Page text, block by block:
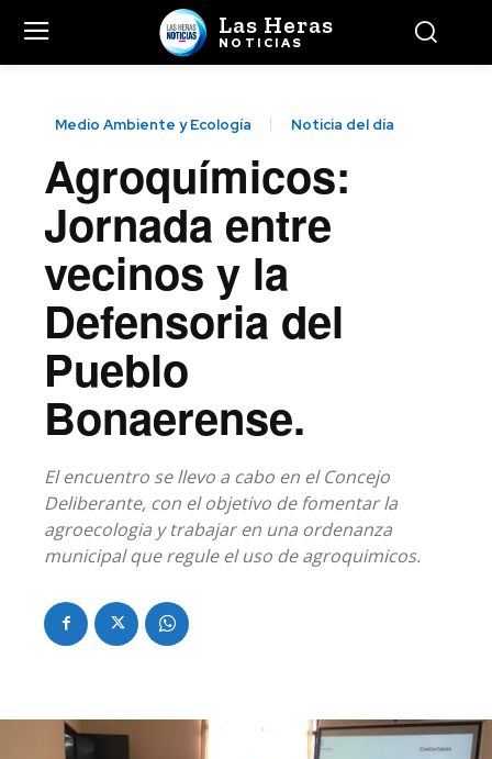
Las Heras
NOTICIAS
Medio Ambiente y Ecología Noticia del día
Agroquímicos:
Jornada entre
vecinos y la
Defensoria del
Pueblo
Bonaerense.
El encuentro se llevo a cabo en el Concejo
Deliberante, con el objetivo de fomentar la
agroecologia y trabajar en una ordenanza
municipal que regule el uso de agroquimicos.